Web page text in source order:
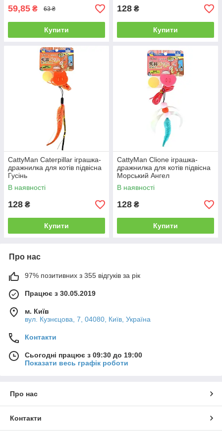
59,85 ₴ 63 ₴
Купити
128 ₴
Купити
CattyMan Caterpillar іграшка-
дражнилка для котів підвісна
Гусінь
В наявності
128 ₴
Купити
CattyMan Clione іграшка-
дражнилка для котів підвісна
Морський Ангел
В наявності
128 ₴
Купити
Про нас
97% позитивних з 355 відгуків за рік
Працює з 30.05.2019
м. Київ
вул. Кузнєцова, 7, 04080, Київ, Україна
Контакти
Сьогодні працює з 09:30 до 19:00
Показати весь графік роботи
Про нас
Контакти